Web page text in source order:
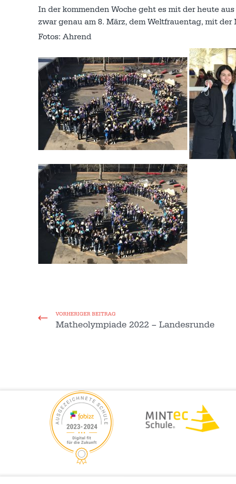
In der kommenden Woche geht es mit der heute
zwar genau am 8. März, dem Weltfrauentag, mit der
Fotos: Ahrend
VORHERIGER BEITRAG
Matheolympiade 2022 – Landesrunde